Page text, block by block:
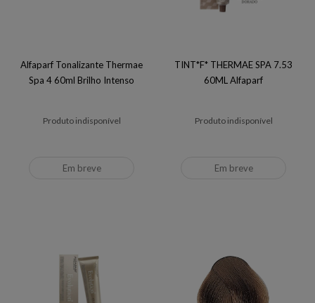
Alfaparf Tonalizante Thermae
Spa 4 60ml Brilho Intenso
Produto indisponível
Em breve
TINT*F* THERMAE SPA 7.53
60ML Alfaparf
Produto indisponível
Em breve